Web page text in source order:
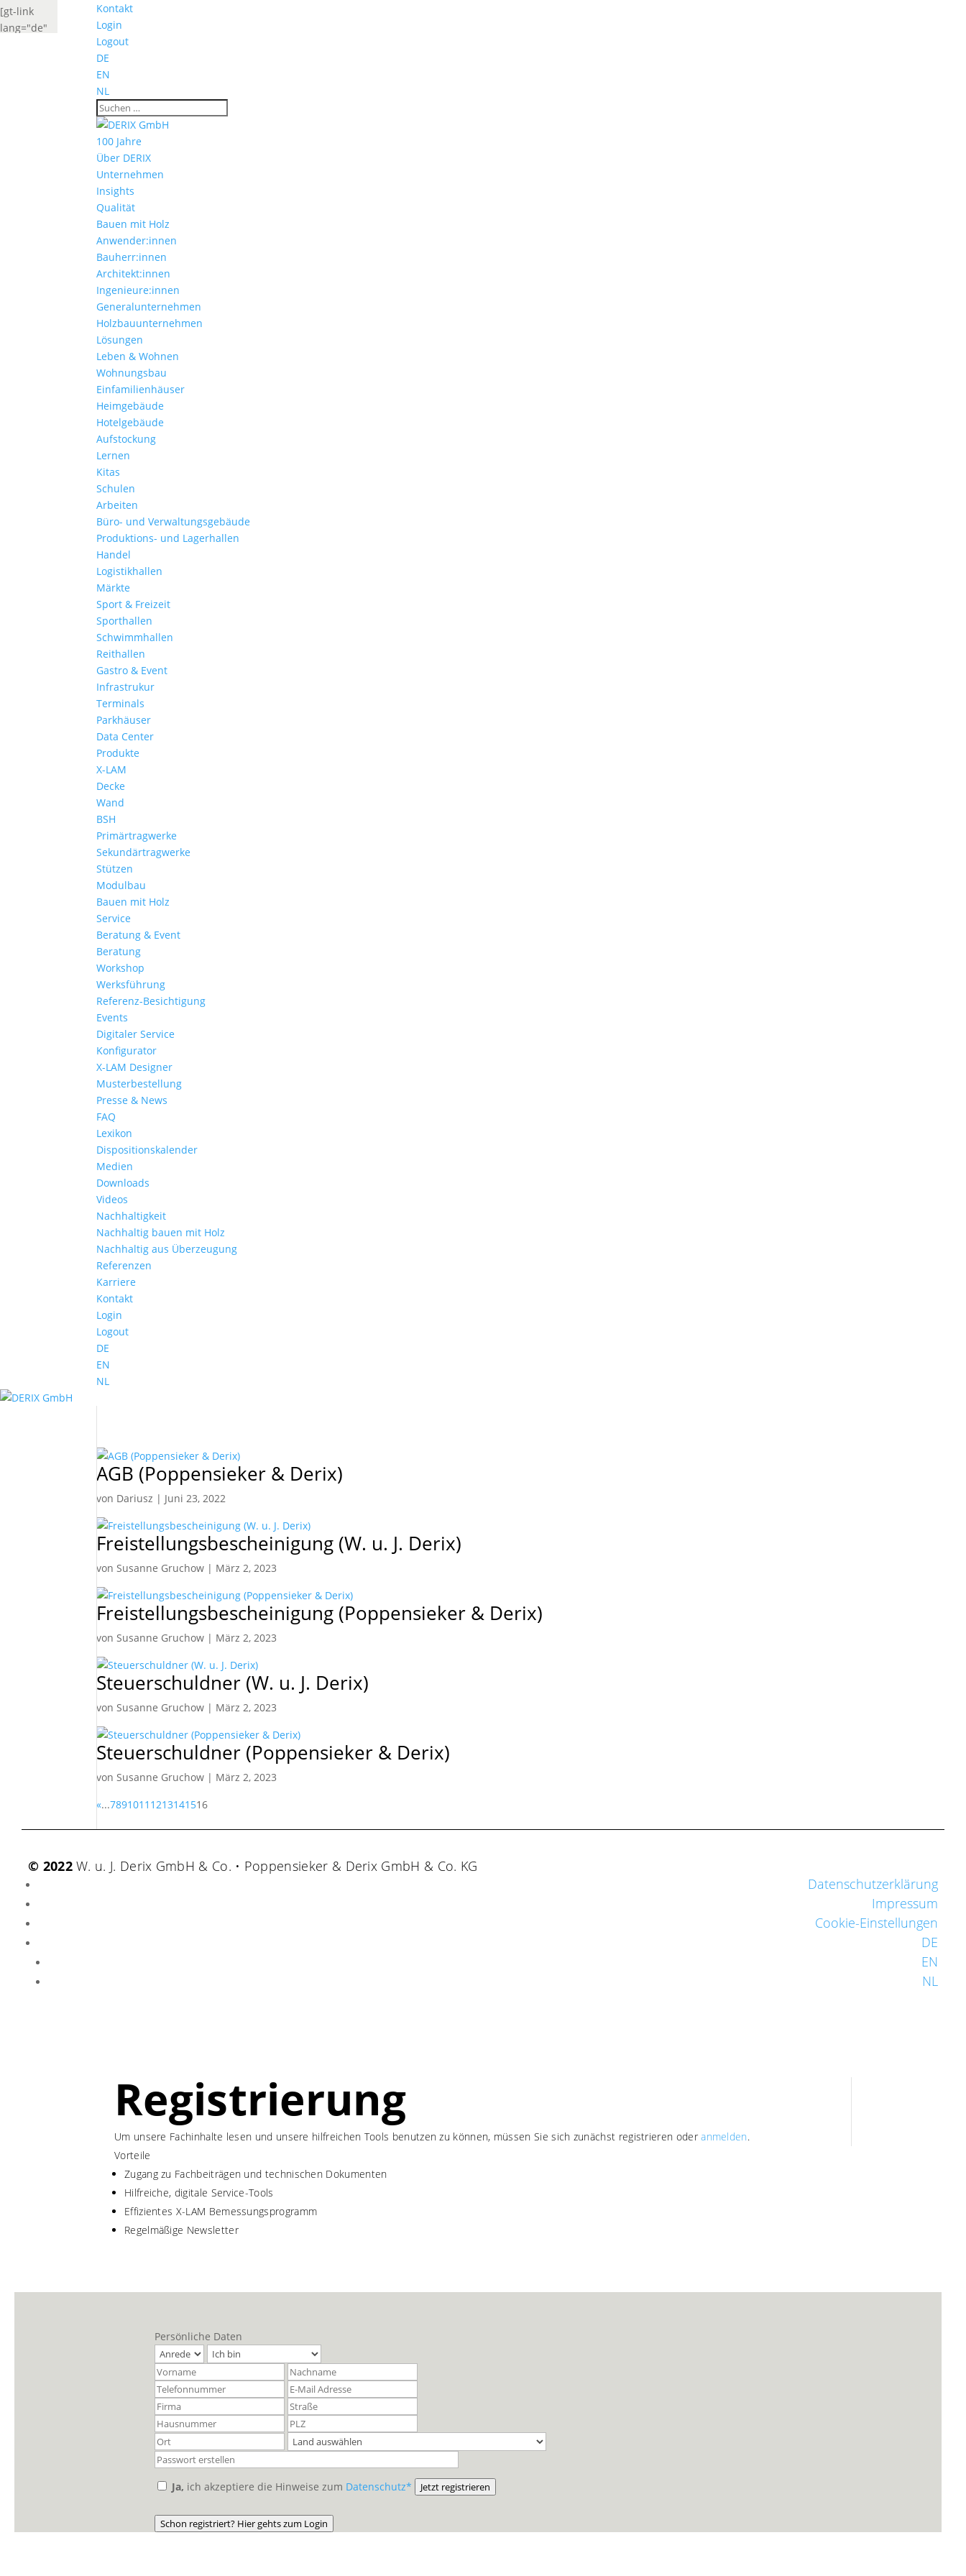
Kontakt
Login
Logout
DE
EN
NL
100 Jahre
Über DERIX
Unternehmen
Insights
Qualität
Bauen mit Holz
Anwender:innen
Bauherr:innen
Architekt:innen
Ingenieure:innen
Generalunternehmen
Holzbauunternehmen
Lösungen
Leben & Wohnen
Wohnungs­bau
Einfamilien­häuser
Heimgebäude
Hotelgebäude
Aufstockung
Lernen
Kitas
Schulen
Arbeiten
Büro- und Verwaltungs­gebäude
Produktions- und Lagerhallen
Handel
Logistikhallen
Märkte
Sport & Freizeit
Sporthallen
Schwimmhallen
Reithallen
Gastro & Event
Infrastrukur
Terminals
Parkhäuser
Data Center
Produkte
X-LAM
Decke
Wand
BSH
Primärtragwerke
Sekundärtragwerke
Stützen
Modulbau
Bauen mit Holz
Service
Beratung & Event
Beratung
Workshop
Werksführung
Referenz-Besichtigung
Events
Digitaler Service
Konfigurator
X-LAM Designer
Musterbestellung
Presse & News
FAQ
Lexikon
Dispositionskalender
Medien
Downloads
Videos
Nachhaltigkeit
Nachhaltig bauen mit Holz
Nachhaltig aus Überzeugung
Referenzen
Karriere
Kontakt
Login
Logout
DE
EN
NL
AGB (Poppensieker & Derix)
von Dariusz | Juni 23, 2022
Freistellungsbescheinigung (W. u. J. Derix)
vonSusanne Gruchow | März 2, 2023
Freistellungsbescheinigung (Poppensieker & Derix)
vonSusanne Gruchow | März 2, 2023
Steuerschuldner (W. u. J. Derix)
vonSusanne Gruchow | März 2, 2023
Steuerschuldner (Poppensieker & Derix)
vonSusanne Gruchow | März 2, 2023
«...7891011 1213141516
© 2022W. u. J. Derix GmbH & Co. • Poppensieker & Derix GmbH & Co. KG
Datenschutzerklärung
Impressum
Cookie-Einstellungen
DE
EN
NL
[gt-link
lang="de"
widget_look="lang_codes"]
widget_look="lang_codes"]
Registrierung
Um unsere Fachinhalte lesen und unsere hilfreichen Tools benutzen zu können, müssen Sie sich zunächst registrieren oderanmelden.
Vorteile
Zugang zu Fachbeiträgen und technischen Dokumenten
Hilfreiche, digitale Service-Tools
Effizientes X-LAM Bemessungsprogramm
Regelmäßige Newsletter
Persönliche Daten
Ja, ich akzeptiere die Hinweise zum Datenschutz* Jetzt registrieren
Schon registriert? Hier gehts zum Login